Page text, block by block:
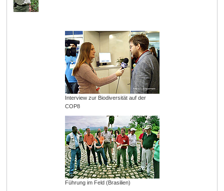
Interview zur Biodiversität auf der
COP8
Führung im Feld (Brasilien)